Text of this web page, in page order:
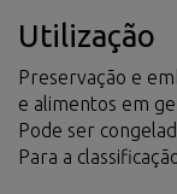
Utilização
Preservação e
e alimentos em
Pode ser
Para a